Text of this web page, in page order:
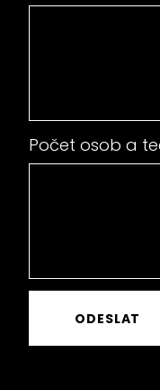
Počet osob a
ODESLAT